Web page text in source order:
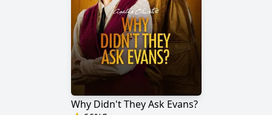
Why Didn't They Ask Evans?